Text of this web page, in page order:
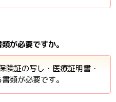
が必要ですか。
険証の写し・医療証明書・
類が必要です。